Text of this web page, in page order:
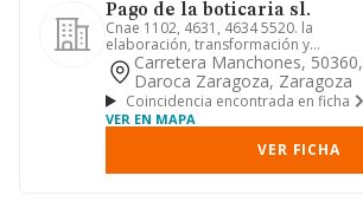
Pago de la boticaria sl.
Cnae 1102, 4631, 4634 5520. la
elaboración, transformación y
comercialización de productos
agrícola...
Carretera Manchones, 50360,
Daroca Zaragoza, Zaragoza
Coincidencia encontrada en ficha
VER EN MAPA
VER FICHA